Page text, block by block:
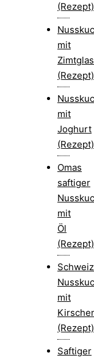
(Rezept)
mit
(Rezept)
mit
Joghurt
(Rezept)
Omas
saftiger
mit
Öl
(Rezept)
mit
(Rezept)
Saftiger